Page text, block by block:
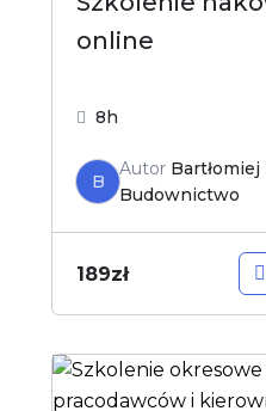
online
8h
B
Autor Bartłomiej
Budownictwo
189zł